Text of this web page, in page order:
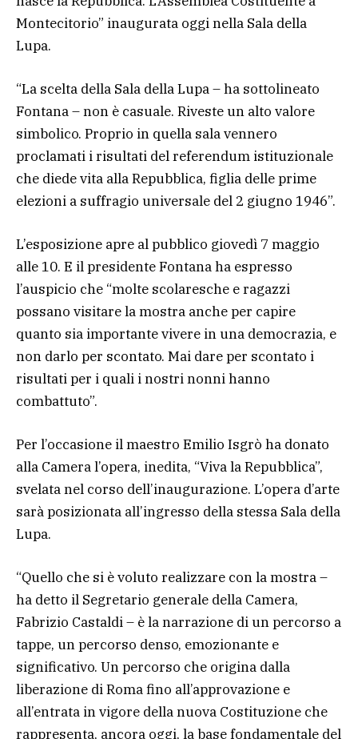
Montecitorio” inaugurata oggi nella Sala della
Lupa.
“La scelta della Sala della Lupa – ha sottolineato
Fontana – non è casuale. Riveste un alto valore
simbolico. Proprio in quella sala vennero
proclamati i risultati del referendum istituzionale
che diede vita alla Repubblica, figlia delle prime
elezioni a suffragio universale del 2 giugno 1946”.
L’esposizione apre al pubblico giovedì 7 maggio
alle 10. E il presidente Fontana ha espresso
l’auspicio che “molte scolaresche e ragazzi
possano visitare la mostra anche per capire
quanto sia importante vivere in una democrazia, e
non darlo per scontato. Mai dare per scontato i
risultati per i quali i nostri nonni hanno
combattuto”.
Per l’occasione il maestro Emilio Isgrò ha donato
alla Camera l’opera, inedita, “Viva la Repubblica”,
svelata nel corso dell’inaugurazione. L’opera d’arte
sarà posizionata all’ingresso della stessa Sala della
Lupa.
“Quello che si è voluto realizzare con la mostra –
ha detto il Segretario generale della Camera,
Fabrizio Castaldi – è la narrazione di un percorso a
tappe, un percorso denso, emozionante e
significativo. Un percorso che origina dalla
liberazione di Roma fino all’approvazione e
all’entrata in vigore della nuova Costituzione che
rappresenta, ancora oggi, la base fondamentale del